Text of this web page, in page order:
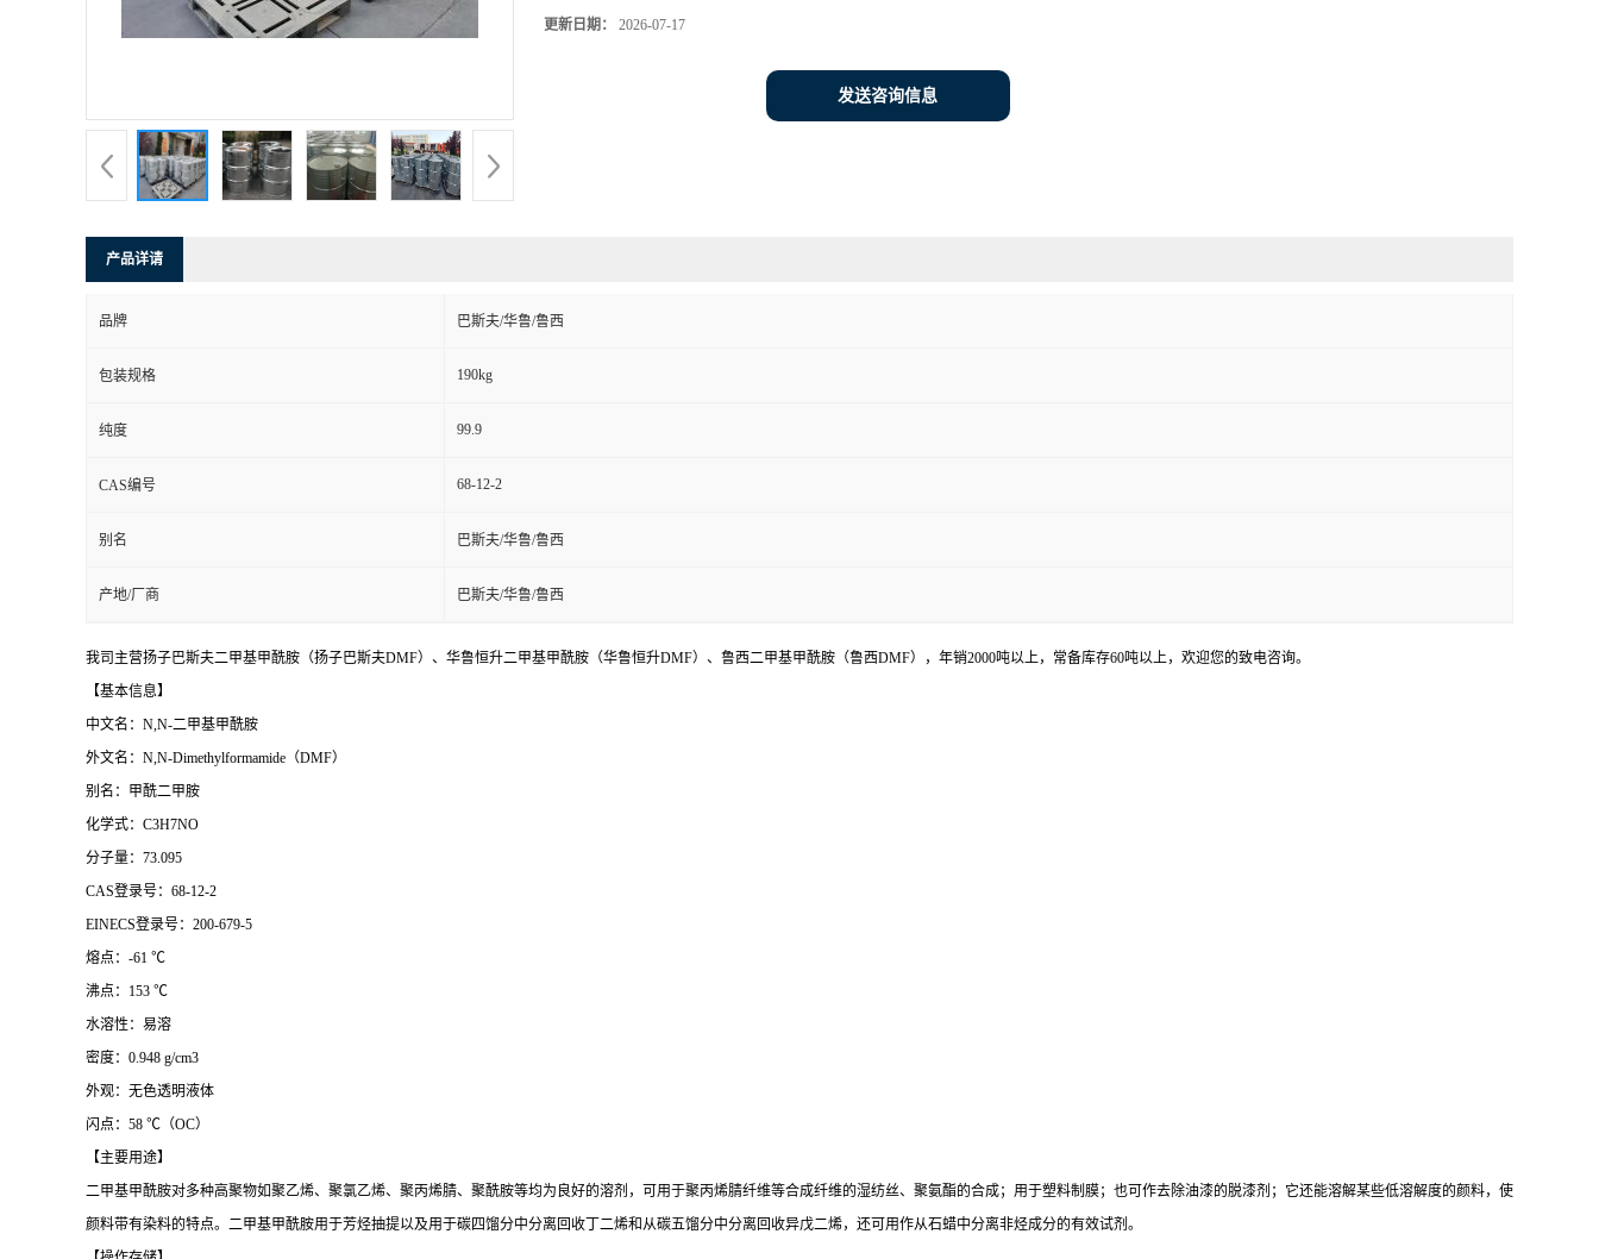
更新日期： 2026-07-17
发送咨询信息
产品详请
品牌 巴斯夫/华鲁/鲁西
包装规格 190kg
纯度 99.9
CAS编号 68-12-2
别名 巴斯夫/华鲁/鲁西
产地/厂商 巴斯夫/华鲁/鲁西
我司主营扬子巴斯夫二甲基甲酰胺（扬子巴斯夫DMF）、华鲁恒升二甲基甲酰胺（华鲁恒升DMF）、鲁西二甲基甲酰胺（鲁西DMF），年销2000吨以上，常备库存60吨以上，欢迎您的致电咨询。
【基本信息】
中文名：N,N-二甲基甲酰胺
外文名：N,N-Dimethylformamide（DMF）
别名：甲酰二甲胺
化学式：C3H7NO
分子量：73.095
CAS登录号：68-12-2
EINECS登录号：200-679-5
熔点：-61 ℃
沸点：153 ℃
水溶性：易溶
密度：0.948 g/cm3
外观：无色透明液体
闪点：58 ℃（OC）
【主要用途】
二甲基甲酰胺对多种高聚物如聚乙烯、聚氯乙烯、聚丙烯腈、聚酰胺等均为良好的溶剂，可用于聚丙烯腈纤维等合成纤维的湿纺丝、聚氨酯的合成；用于塑料制膜；也可作去除油漆的脱漆剂；它还能溶解某些低溶解度的颜料，使
颜料带有染料的特点。二甲基甲酰胺用于芳烃抽提以及用于碳四馏分中分离回收丁二烯和从碳五馏分中分离回收异戊二烯，还可用作从石蜡中分离非烃成分的有效试剂。